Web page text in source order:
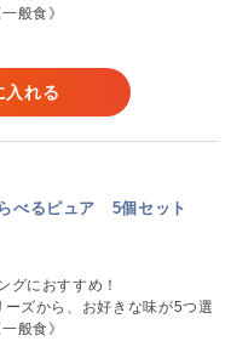
般食》
入れる
べるピュア 5個セット
グにおすすめ！
ズから、お好きな味が5つ選
般食》